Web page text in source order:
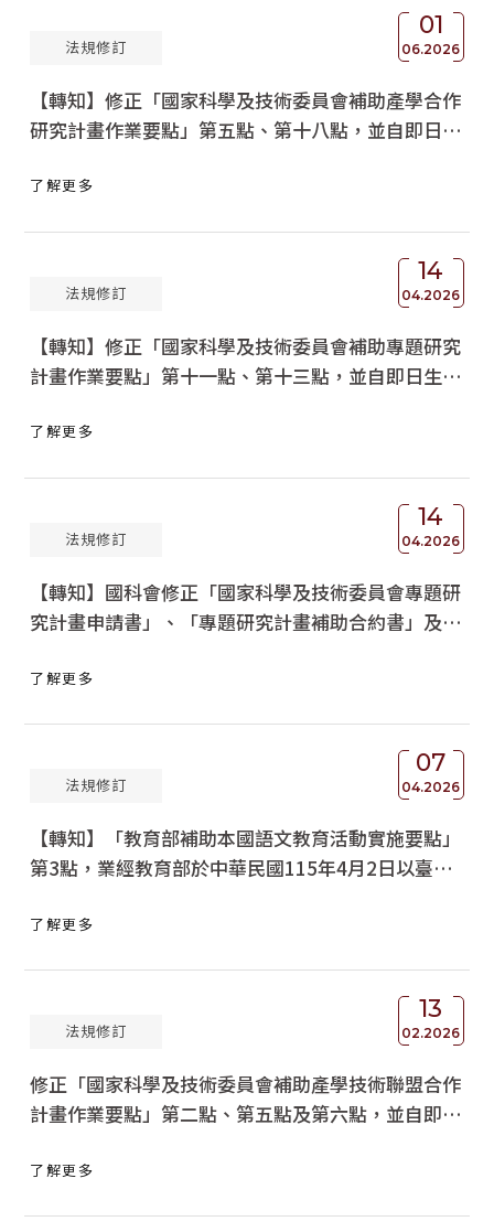
01
06.2026
法規修訂
【轉知】修正「國家科學及技術委員會補助產學合作
研究計畫作業要點」第五點、第十八點，並自即日生
了解更多
14
04.2026
法規修訂
【轉知】修正「國家科學及技術委員會補助專題研究
計畫作業要點」第十一點、第十三點，並自即日生
了解更多
14
04.2026
法規修訂
【轉知】國科會修正「國家科學及技術委員會專題研
究計畫申請書」、「專題研究計畫補助合約書」及
查照轉知。
了解更多
07
04.2026
法規修訂
【轉知】「教育部補助本國語文教育活動實施要點」
第3點，業經教育部於中華民國115年4月2日以臺教
了解更多
13
02.2026
法規修訂
修正「國家科學及技術委員會補助產學技術聯盟合作
計畫作業要點」第二點、第五點及第六點，並自即日
了解更多